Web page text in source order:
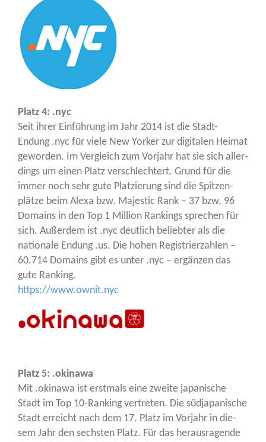
Platz 4: .nyc
Seit ihrer Ein­füh­rung im Jahr 2014 ist die Stadt-
Endung .nyc für vie­le New Yor­ker zur digi­ta­len Hei­mat
gewor­den. Im Ver­gleich zum Vor­jahr hat sie sich aller­
dings um einen Platz ver­schlech­tert. Grund für die
immer noch sehr gute Plat­zie­rung sind die Spit­zen­
plät­ze beim Ale­xa bzw. Maje­s­tic Rank – 37 bzw. 96
Domains in den Top 1 Mil­li­on Ran­kings spre­chen für
sich. Außer­dem ist .nyc deut­lich belieb­ter als die
natio­na­le Endung .us. Die hohen Regis­trier­zah­len –
60.714 Domains gibt es unter .nyc – ergän­zen das
gute Ran­king.
https://www.ownit.nyc
Platz 5: .oki­na­wa
Mit .oki­na­wa ist erst­mals eine zwei­te japa­ni­sche
Stadt im Top 10-Ran­king ver­tre­ten. Die süd­ja­pa­ni­sche
Stadt erreicht nach dem 17. Platz im Vor­jahr in die­
sem Jahr den sechs­ten Platz. Für das her­aus­ra­gen­de